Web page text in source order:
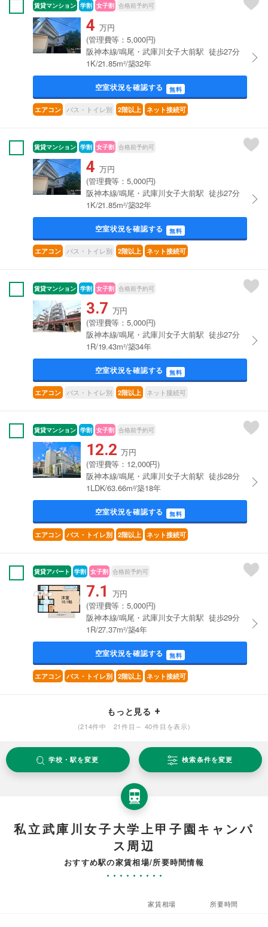
賃貸マンション 学割 女子割 合格前予約可
4 万円
(管理費等：5,000円)
阪神本線/鳴尾・武庫川女子大前駅 徒歩27分
1K/21.85m²/築32年
空室状況を確認する 無料
エアコン バス・トイレ別 2階以上 ネット接続可
賃貸マンション 学割 女子割 合格前予約可
4 万円
(管理費等：5,000円)
阪神本線/鳴尾・武庫川女子大前駅 徒歩27分
1K/21.85m²/築32年
空室状況を確認する 無料
エアコン バス・トイレ別 2階以上 ネット接続可
賃貸マンション 学割 女子割 合格前予約可
3.7 万円
(管理費等：5,000円)
阪神本線/鳴尾・武庫川女子大前駅 徒歩27分
1R/19.43m²/築34年
空室状況を確認する 無料
エアコン バス・トイレ別 2階以上 ネット接続可
賃貸マンション 学割 女子割 合格前予約可
12.2 万円
(管理費等：12,000円)
阪神本線/鳴尾・武庫川女子大前駅 徒歩28分
1LDK/63.66m²/築18年
空室状況を確認する 無料
エアコン バス・トイレ別 2階以上 ネット接続可
賃貸アパート 学割 女子割 合格前予約可
7.1 万円
(管理費等：5,000円)
阪神本線/鳴尾・武庫川女子大前駅 徒歩29分
1R/27.37m²/築4年
空室状況を確認する 無料
エアコン バス・トイレ別 2階以上 ネット接続可
もっと見る
(214件中 21件目～ 40件目を表示)
学校・駅を変更 検索条件を変更
私立武庫川女子大学上甲子園キャンパ
ス周辺
おすすめ駅の家賃相場/所要時間情報
家賃相場 所要時間